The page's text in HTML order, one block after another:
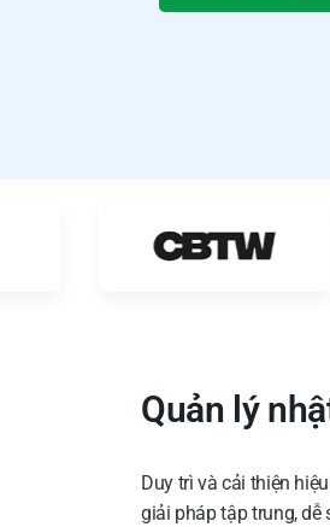
Quản lý
Duy trì và cải thiện
giải pháp tập trung,